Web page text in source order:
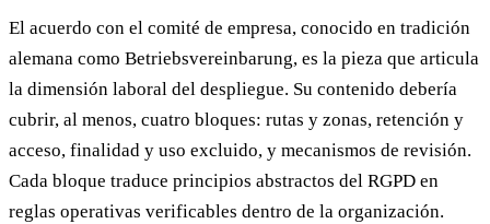
El acuerdo con el comité de empresa, conocido en tradición
alemana como Betriebsvereinbarung, es la pieza que articula
la dimensión laboral del despliegue. Su contenido debería
cubrir, al menos, cuatro bloques: rutas y zonas, retención y
acceso, finalidad y uso excluido, y mecanismos de revisión.
Cada bloque traduce principios abstractos del RGPD en
reglas operativas verificables dentro de la organización.